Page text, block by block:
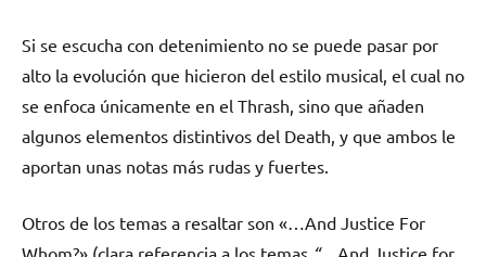
Si se escucha con detenimiento no se puede pasar por
alto la evolución que hicieron del estilo musical, el cual no
se enfoca únicamente en el Thrash, sino que añaden
algunos elementos distintivos del Death, y que ambos le
aportan unas notas más rudas y fuertes.
Otros de los temas a resaltar son «…And Justice For
Whom?» (clara referencia a los temas …And Justice for